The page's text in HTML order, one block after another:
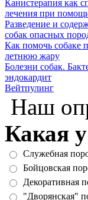
Канистерапия как
лечения при
Разведение и
собак опасных
Как помочь собаке
летнюю жару
Болезни собак.
эндокардит
Вейтпулинг
Наш
Какая
Служебная
Бойцовская
Декоративная
"Дворянская"